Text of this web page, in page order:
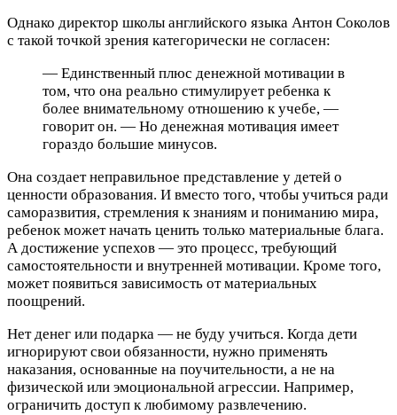
Однако директор школы английского языка Антон Соколов
с такой точкой зрения категорически не согласен:
— Единственный плюс денежной мотивации в
том, что она реально стимулирует ребенка к
более внимательному отношению к учебе, —
говорит он. — Но денежная мотивация имеет
гораздо большие минусов.
Она создает неправильное представление у детей о
ценности образования. И вместо того, чтобы учиться ради
саморазвития, стремления к знаниям и пониманию мира,
ребенок может начать ценить только материальные блага.
А достижение успехов — это процесс, требующий
самостоятельности и внутренней мотивации. Кроме того,
может появиться зависимость от материальных
поощрений.
Нет денег или подарка — не буду учиться. Когда дети
игнорируют свои обязанности, нужно применять
наказания, основанные на поучительности, а не на
физической или эмоциональной агрессии. Например,
ограничить доступ к любимому развлечению.